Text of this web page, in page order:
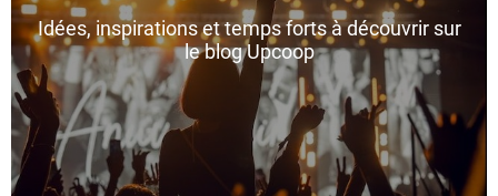
Idées, inspirations et temps forts à découvrir sur
le blog Upcoop